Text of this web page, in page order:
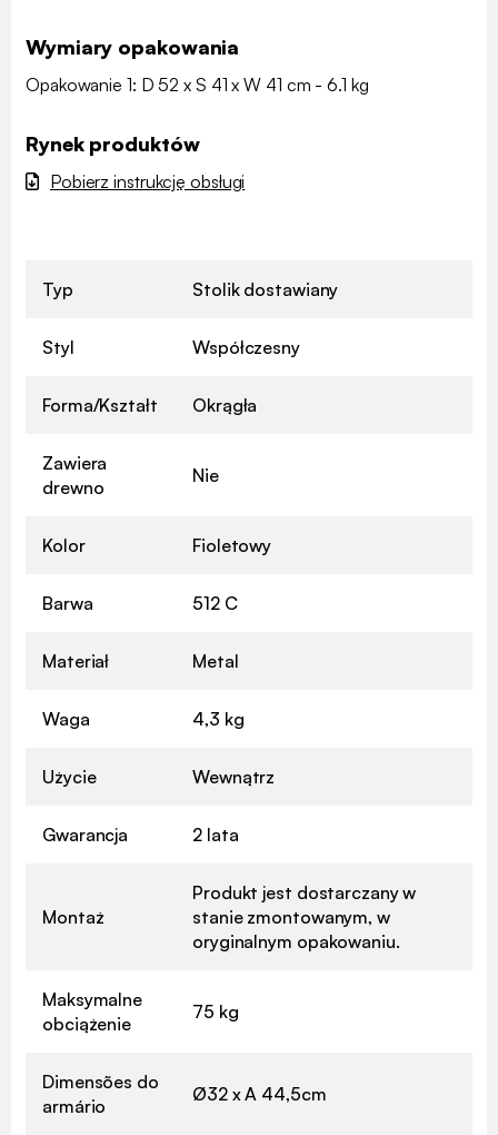
Wymiary opakowania
Opakowanie 1: D 52 x S 41 x W 41 cm - 6.1 kg
Rynek produktów
Pobierz instrukcję obsługi
Typ Stolik dostawiany
Styl Współczesny
Forma/Kształt Okrągła
Zawiera
drewno
Nie
Kolor Fioletowy
Barwa 512 C
Materiał Metal
Waga 4,3 kg
Użycie Wewnątrz
Gwarancja 2 lata
Montaż
Produkt jest dostarczany w
stanie zmontowanym, w
oryginalnym opakowaniu.
Maksymalne
obciążenie
75 kg
Dimensões do
armário
Ø32 x A 44,5cm